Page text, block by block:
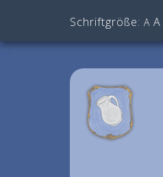
Schriftgröße: A A